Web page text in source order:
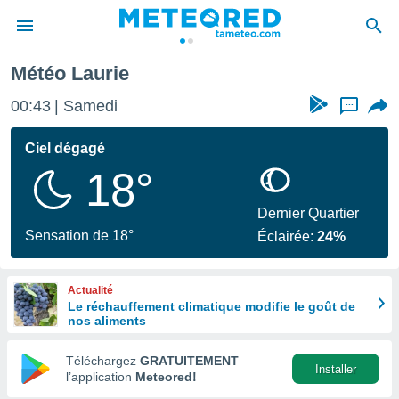
de
en
Météo Laurie
00:43 Samedi ...
Ciel dégagé
18°
Sensation de 18°
Dernier Quartier
Éclairée:24%
Actualité
Le réchauffement climatique modifie le goût de
nos aliments
Téléchargez GRATUITEMENT
l’application Meteored!
Installer